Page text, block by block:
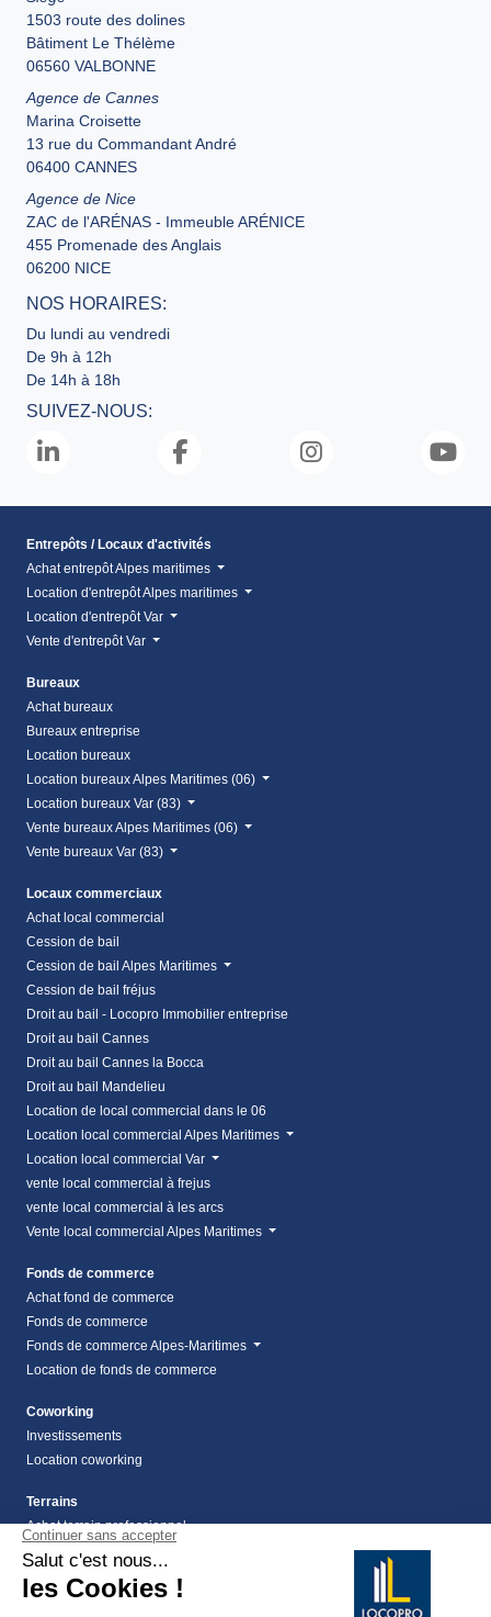
1503 route des dolines
Bâtiment Le Thélème
06560 VALBONNE
Agence de Cannes
Marina Croisette
13 rue du Commandant André
06400 CANNES
Agence de Nice
ZAC de l'ARÉNAS - Immeuble ARÉNICE
455 Promenade des Anglais
06200 NICE
NOS HORAIRES:
Du lundi au vendredi
De 9h à 12h
De 14h à 18h
SUIVEZ-NOUS:
Entrepôts / Locaux d'activités
Achat entrepôt Alpes maritimes
Location d'entrepôt Alpes maritimes
Location d'entrepôt Var
Vente d'entrepôt Var
Bureaux
Achat bureaux
Bureaux entreprise
Location bureaux
Location bureaux Alpes Maritimes (06)
Location bureaux Var (83)
Vente bureaux Alpes Maritimes (06)
Vente bureaux Var (83)
Locaux commerciaux
Achat local commercial
Cession de bail
Cession de bail Alpes Maritimes
Cession de bail fréjus
Droit au bail - Locopro Immobilier entreprise
Droit au bail Cannes
Droit au bail Cannes la Bocca
Droit au bail Mandelieu
Location de local commercial dans le 06
Location local commercial Alpes Maritimes
Location local commercial Var
vente local commercial à frejus
vente local commercial à les arcs
Vente local commercial Alpes Maritimes
Fonds de commerce
Achat fond de commerce
Fonds de commerce
Fonds de commerce Alpes-Maritimes
Location de fonds de commerce
Coworking
Investissements
Location coworking
Terrains
Achat terrain professionnel
location de terrain Alpes Maritimes (06)
Maritimes (06)